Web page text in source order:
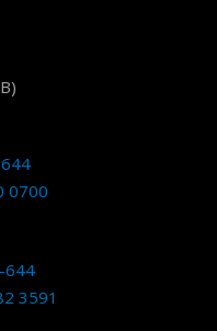
0700
644
3591